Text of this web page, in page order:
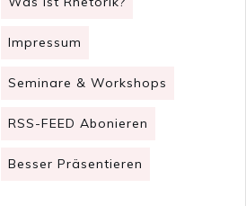
Impressum
Seminare & Workshops
RSS-FEED Abonieren
Besser Präsentieren